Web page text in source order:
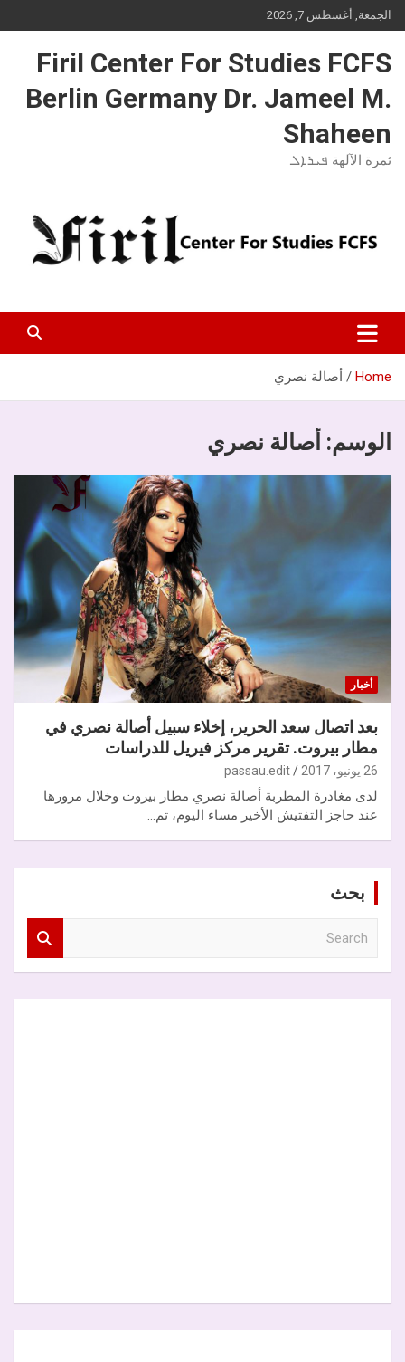
Skip
to
الجمعة, أغسطس 7, 2026
Firil Center For Studies FCFS
Berlin Germany Dr. Jameel M.
Shaheen
ثمرة الآلهة ܦܝܪܐܠ
Home أصالة نصري
الوسم: أصالة نصري
أخبار
بعد اتصال سعد الحرير، إخلاء سبيل أصالة نصري في
مطار بيروت. تقرير مركز فيريل للدراسات
26 يونيو، 2017 passau.edit
لدى مغادرة المطربة أصالة نصري مطار بيروت وخلال مرورها
عند حاجز التفتيش الأخير مساء اليوم، تم…
بحث